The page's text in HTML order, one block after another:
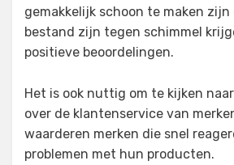
gemakkelijk schoon te maken
bestand zijn tegen schimmel
positieve beoordelingen.
Het is ook nuttig om te kijken
over de klantenservice van
waarderen merken die snel
problemen met hun producten.